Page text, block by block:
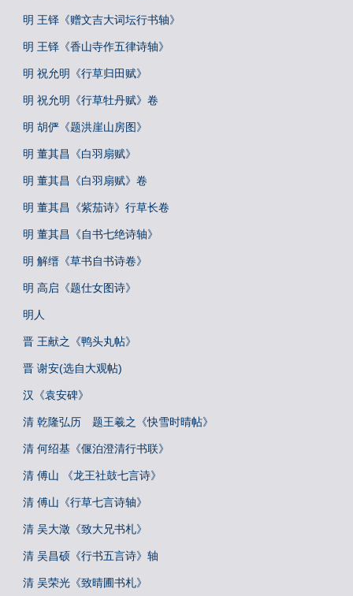
明 王铎《赠文吉大词坛行书轴》
明 王铎《香山寺作五律诗轴》
明 祝允明《行草归田赋》
明 祝允明《行草牡丹赋》卷
明 胡俨《题洪崖山房图》
明 董其昌《白羽扇赋》
明 董其昌《白羽扇赋》卷
明 董其昌《紫茄诗》行草长卷
明 董其昌《自书七绝诗轴》
明 解缙《草书自书诗卷》
明 高启《题仕女图诗》
明人
晋 王献之《鸭头丸帖》
晋 谢安(选自大观帖)
汉《袁安碑》
清 乾隆弘历 题王羲之《快雪时晴帖》
清 何绍基《偃泊澄清行书联》
清 傅山 《龙王社鼓七言诗》
清 傅山《行草七言诗轴》
清 吴大澂《致大兄书札》
清 吴昌硕《行书五言诗》轴
清 吴荣光《致晴圃书札》